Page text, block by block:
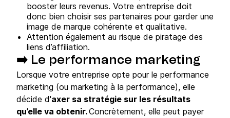
booster leurs revenus. Votre entreprise doit
donc bien choisir ses partenaires pour garder une
image de marque cohérente et qualitative.
Attention également au risque de piratage des
liens d’affiliation.
➡️ Le performance marketing
Lorsque votre entreprise opte pour le performance
marketing (ou marketing à la performance), elle
décide d'axer sa stratégie sur les résultats
qu’elle va obtenir.Concrètement, elle peut payer